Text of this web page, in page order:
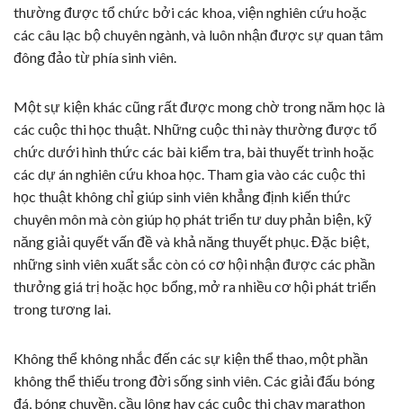
thường được tổ chức bởi các khoa, viện nghiên cứu hoặc
các câu lạc bộ chuyên ngành, và luôn nhận được sự quan tâm
đông đảo từ phía sinh viên.
Một sự kiện khác cũng rất được mong chờ trong năm học là
các cuộc thi học thuật. Những cuộc thi này thường được tổ
chức dưới hình thức các bài kiểm tra, bài thuyết trình hoặc
các dự án nghiên cứu khoa học. Tham gia vào các cuộc thi
học thuật không chỉ giúp sinh viên khẳng định kiến thức
chuyên môn mà còn giúp họ phát triển tư duy phản biện, kỹ
năng giải quyết vấn đề và khả năng thuyết phục. Đặc biệt,
những sinh viên xuất sắc còn có cơ hội nhận được các phần
thưởng giá trị hoặc học bổng, mở ra nhiều cơ hội phát triển
trong tương lai.
Không thể không nhắc đến các sự kiện thể thao, một phần
không thể thiếu trong đời sống sinh viên. Các giải đấu bóng
đá, bóng chuyền, cầu lông hay các cuộc thi chạy marathon